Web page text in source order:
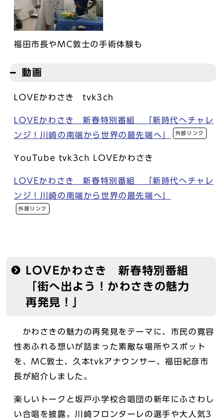
福田市長やMC敦士の手術体験も
動画
LOVEかわさき tvk3ch
LOVEかわさき 新春特別番組 「新時代へチャレ
ンジ！川崎の南端から世界の最先端へ」
外部リンク
YouTube tvk3ch LOVEかわさき
LOVEかわさき 新春特別番組 「新時代へチャレ
ンジ！川崎の南端から世界の最先端へ」
外部リンク
LOVEかわさき 新春特別番組
「街へ出よう！かわさきの魅力
再発見！」
かわさきの魅力の再発見をテーマに、市民の寛容
性あふれる想いが詰まった素敵な場所やスポット
を、MC敦士、久本tvkアナウンサー、福田紀彦市
長が紹介しました。
楽しいトークと坂戸小学校合唱団の新年にふさわし
い合唱を披露。川崎フロンターレの選手や大人気3